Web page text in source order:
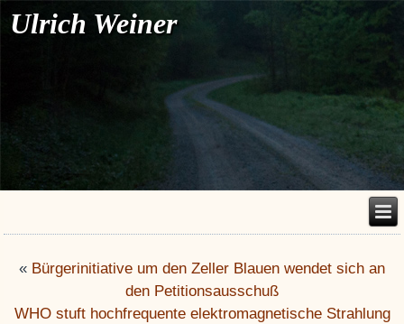
Ulrich Weiner
« Bürgerinitiative um den Zeller Blauen wendet sich an
den Petitionsausschuß
WHO stuft hochfrequente elektromagnetische Strahlung